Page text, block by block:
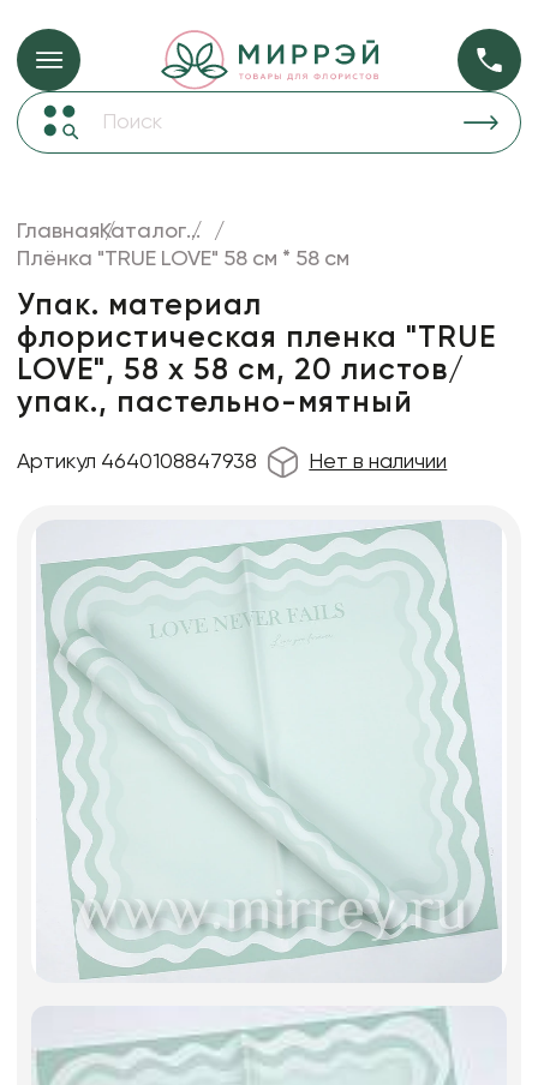
Упаковка для цветов и подарков Упаковка для
Коробки для цветов
Декор для дома
Сухоцветы
Лента
Товары для флористов
Пакеты для цветов и подарков
Искусственные цветы и растения
Декоративные вазы, кашпо
Фоамиран
Свечи
Игрушки мягкие
ГлавнаяКаталог...
Плёнка "TRUE LOVE" 58 см * 58 см
Упак. материал
флористическая пленка "TRUE
LOVE", 58 х 58 см, 20 листов/
упак., пастельно-мятный
Артикул 4640108847938 Нет в наличии